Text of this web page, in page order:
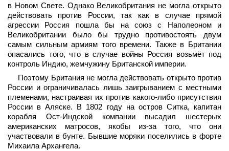
в Новом Свете. Однако Великобритания не могла открыто
действовать против России, так как в случае прямой
агрессии Россия пошла бы на союз с Наполеоном и
Великобритании было бы трудно противостоять двум
самым сильным армиям того времени. Также в Британии
опасались того, что в случае войны Россия возьмёт под
контроль Индию, жемчужину Британской империи.
Поэтому Британия не могла действовать открыто против
России и ограничивалась лишь заигрыванием с местными
племенами, настраивая их против какого-либо присутствия
России в Аляске. В 1802 году на остров Ситка, капитан
корабля Ост-Индской компании высадил шестерых
американских матросов, якобы из-за того, что они
участвовали в бунте. Бывшие моряки поселились в форте
Михаила Архангела.